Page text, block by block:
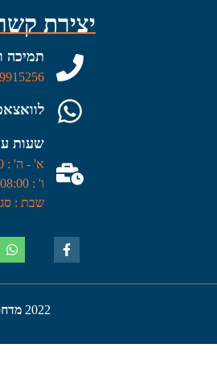
יצירת
תמיכה
שעות
א' - ה' : 08:00 - 23:00
ו' : 08:00 - 15:00
שבת :
2022